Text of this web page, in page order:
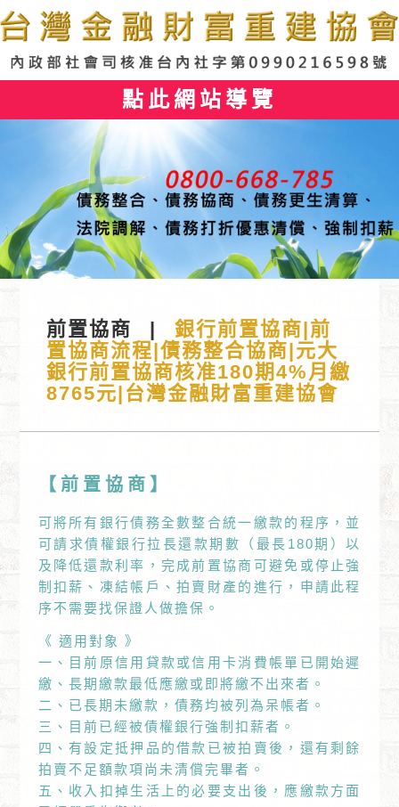
點此網站導覽
前置協商
銀行前置協商|前
置協商流程|債務整合協商|元大
銀行前置協商核准180期4%月繳
8765元|台灣金融財富重建協會
【前置協商】
可將所有銀行債務全數整合統一繳款的程序，並
可請求債權銀行拉長還款期數（最長180期）以
及降低還款利率，完成前置協商可避免或停止強
制扣薪、凍結帳戶、拍賣財產的進行，申請此程
序不需要找保證人做擔保。
《 適用對象 》
一、目前原信用貸款或信用卡消費帳單已開始遲
繳、長期繳款最低應繳或即將繳不出來者。
二、已長期未繳款，債務均被列為呆帳者。
三、目前已經被債權銀行強制扣薪者。
四、有設定抵押品的借款已被拍賣後，還有剩餘
拍賣不足額款項尚未清償完畢者。
五、收入扣掉生活上的必要支出後，應繳款方面